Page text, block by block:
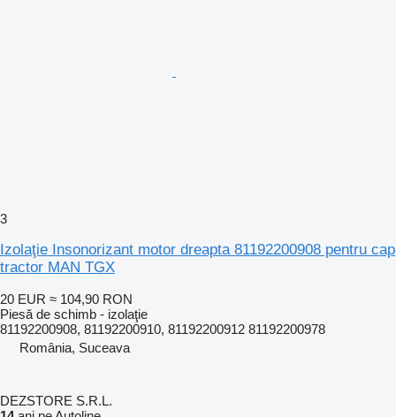
3
Izolaţie Insonorizant motor dreapta 81192200908 pentru cap
tractor MAN TGX
20 EUR ≈ 104,90 RON
Piesă de schimb - izolaţie
81192200908, 81192200910, 81192200912 81192200978
România, Suceava
DEZSTORE S.R.L.